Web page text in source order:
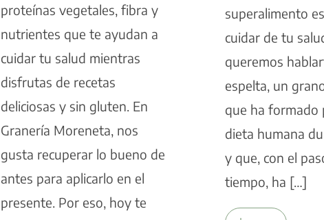
proteínas vegetales, fibra y
nutrientes que te ayudan a
cuidar tu salud mientras
disfrutas de recetas
deliciosas y sin gluten. En
Granería Moreneta, nos
gusta recuperar lo bueno de
antes para aplicarlo en el
presente. Por eso, hoy te
superalimento
cuidar de tu
queremos
espelta, un
que ha formado
dieta humana
y que, con el
tiempo, ha […]